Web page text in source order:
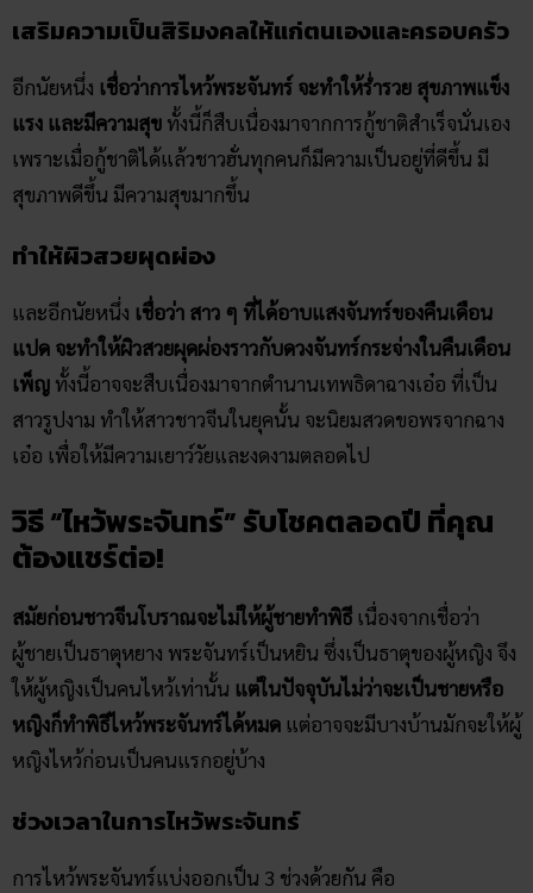
เสริมความเป็นสิริมงคลให้แก่ตนเองและครอบครัว
อีกนัยหนึ่ง เชื่อว่าการไหว้พระจันทร์ จะทำให้ร่ำรวย สุขภาพแข็ง
แรง และมีความสุข ทั้งนี้ก็สืบเนื่องมาจากการกู้ชาติสำเร็จนั่นเอง
เพราะเมื่อกู้ชาติได้แล้วชาวฮั่นทุกคนก็มีความเป็นอยู่ที่ดีขึ้น มี
สุขภาพดีขึ้น มีความสุขมากขึ้น
ทำให้ผิวสวยผุดผ่อง
และอีกนัยหนึ่ง เชื่อว่า สาว ๆ ที่ได้อาบแสงจันทร์ของคืนเดือน
แปด จะทำให้ผิวสวยผุดผ่องราวกับดวงจันทร์กระจ่างในคืนเดือน
เพ็ญ ทั้งนี้อาจจะสืบเนื่องมาจากตำนานเทพธิดาฉางเอ๋อ ที่เป็น
สาวรูปงาม ทำให้สาวชาวจีนในยุคนั้น จะนิยมสวดขอพรจากฉาง
เอ๋อ เพื่อให้มีความเยาว์วัยและงดงามตลอดไป
วิธี “ไหว้พระจันทร์” รับโชคตลอดปี ที่คุณ
ต้องแชร์ต่อ!
สมัยก่อนชาวจีนโบราณจะไม่ให้ผู้ชายทำพิธี เนื่องจากเชื่อว่า
ผู้ชายเป็นธาตุหยาง พระจันทร์เป็นหยิน ซึ่งเป็นธาตุของผู้หญิง จึง
ให้ผู้หญิงเป็นคนไหว้เท่านั้น แต่ในปัจจุบันไม่ว่าจะเป็นชายหรือ
หญิงก็ทำพิธีไหว้พระจันทร์ได้หมด แต่อาจจะมีบางบ้านมักจะให้ผู้
หญิงไหว้ก่อนเป็นคนแรกอยู่บ้าง
ช่วงเวลาในการไหว้พระจันทร์
การไหว้พระจันทร์แบ่งออกเป็น 3 ช่วงด้วยกัน คือ